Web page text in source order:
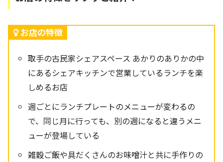
お店の特徴
取手の古民家シェアスペース あかりのありかの中
にあるシェアキッチンで営業しているランチを楽
しめるお店
週ごとにランチプレートのメニューが変わるの
で、同じ月に行っても、別の週になると違うメニ
ューが登場している
雑穀ご飯や具だくさんのお味噌汁と共に手作りの